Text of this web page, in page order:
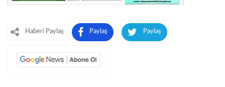
Haberi Paylaş Paylaş Paylaş